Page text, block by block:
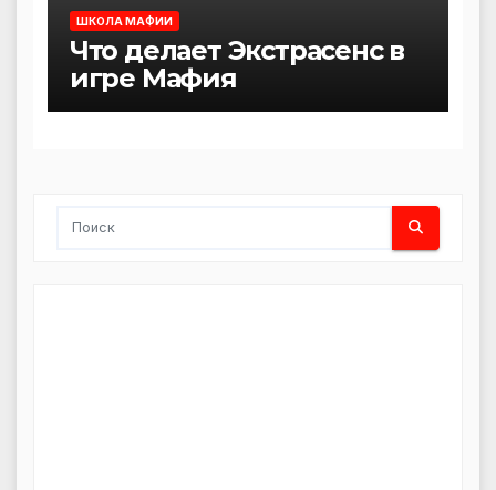
ШКОЛА МАФИИ
Что делает Экстрасенс в
игре Мафия